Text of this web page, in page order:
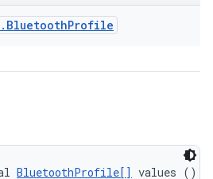
. BluetoothProfile
BluetoothProfile[] values ()